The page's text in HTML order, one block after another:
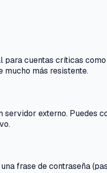
para cuentas críticas
más resistente.
externo. Puedes
frase de contraseña